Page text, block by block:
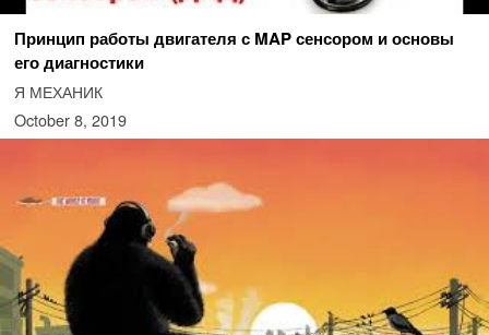
Принцип работы двигателя с MAP сенсором и основы
его диагностики
Я МЕХАНИК
October 8, 2019